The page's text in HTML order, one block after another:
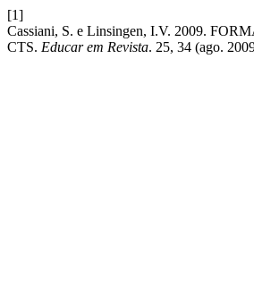
[1]
Cassiani, S. e Linsingen, I.V. 2009.
CTS. Educar em Revista. 25, 34 (ago.